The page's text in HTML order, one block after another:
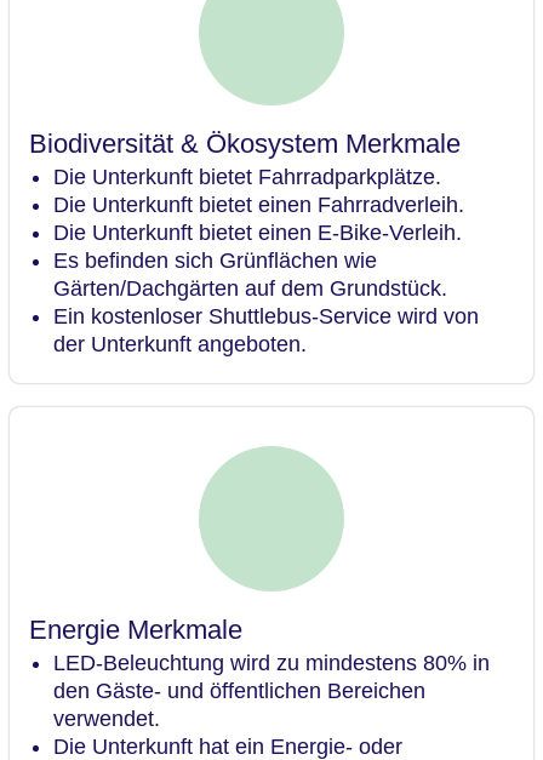
Biodiversität & Ökosystem Merkmale
Die Unterkunft bietet Fahrradparkplätze.
Die Unterkunft bietet einen Fahrradverleih.
Die Unterkunft bietet einen E-Bike-Verleih.
Es befinden sich Grünflächen wie
Gärten/Dachgärten auf dem Grundstück.
Ein kostenloser Shuttlebus-Service wird von
der Unterkunft angeboten.
Energie Merkmale
LED-Beleuchtung wird zu mindestens 80% in
den Gäste- und öffentlichen Bereichen
verwendet.
Die Unterkunft hat ein Energie- oder